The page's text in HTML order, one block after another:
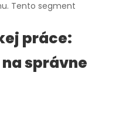
Tento segment
práce:
správne